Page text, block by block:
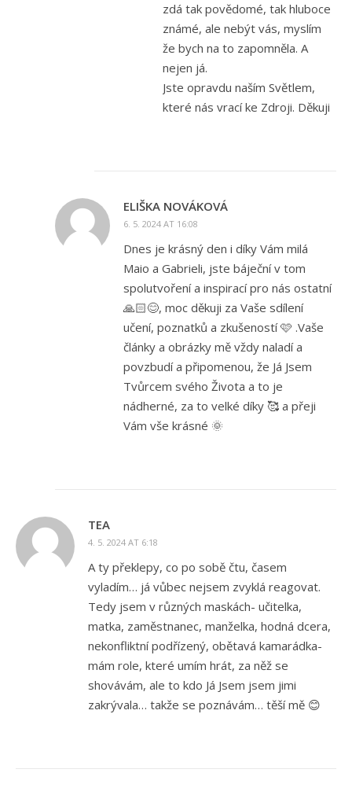
zdá tak povědomé, tak hluboce
známé, ale nebýt vás, myslím
že bych na to zapomněla. A
nejen já.
Jste opravdu naším Světlem,
které nás vrací ke Zdroji. Děkuji
ELIŠKA NOVÁKOVÁ
6. 5. 2024 AT 16:08
Dnes je krásný den i díky Vám milá
Maio a Gabrieli, jste báječní v tom
spolutvoření a inspirací pro nás ostatní
🙏🏻😊, moc děkuji za Vaše sdílení
učení, poznatků a zkušeností 🩷 .Vaše
články a obrázky mě vždy naladí a
povzbudí a připomenou, že Já Jsem
Tvůrcem svého Života a to je
nádherné, za to velké díky 🥰 a přeji
Vám vše krásné 🌞
TEA
4. 5. 2024 AT 6:18
A ty překlepy, co po sobě čtu, časem
vyladím… já vůbec nejsem zvyklá reagovat.
Tedy jsem v různých maskách- učitelka,
matka, zaměstnanec, manželka, hodná dcera,
nekonfliktní podřízený, obětavá kamarádka-
mám role, které umím hrát, za něž se
shovávám, ale to kdo Já Jsem jsem jimi
zakrývala… takže se poznávám… těší mě 😊